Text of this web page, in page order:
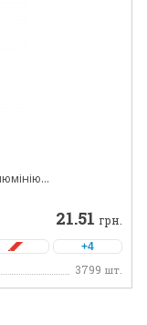
21.51 грн.
+4
3799 шт.